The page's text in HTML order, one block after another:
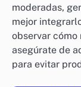
moderadas,
mejor
observar cómo
asegúrate de
para evitar